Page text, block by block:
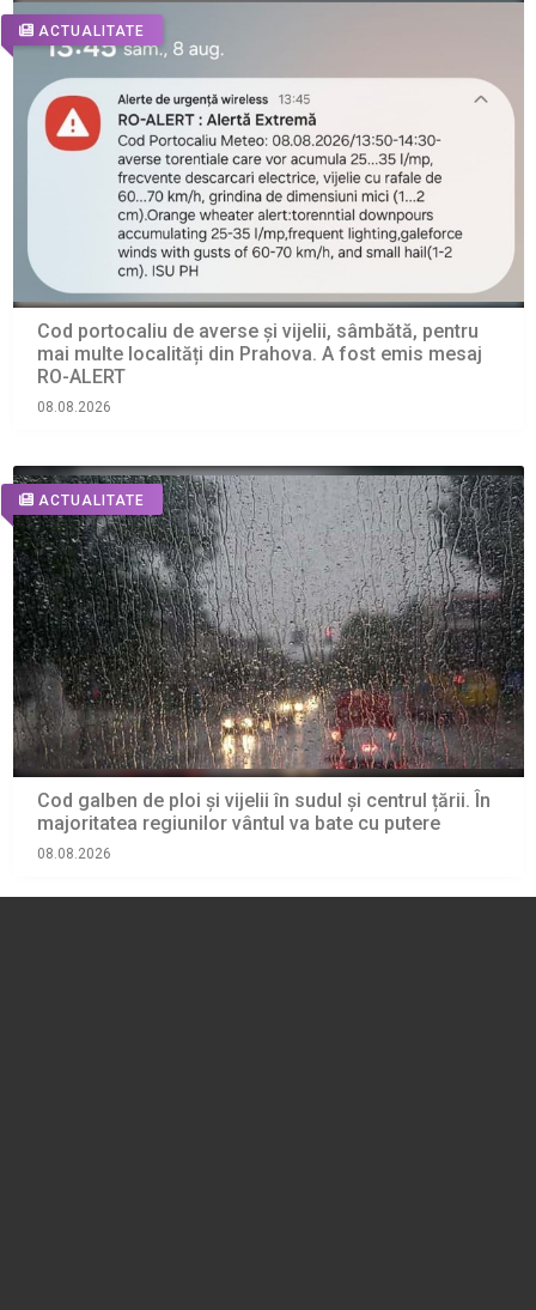
ACTUALITATE
Cod portocaliu de averse și vijelii, sâmbătă, pentru
mai multe localități din Prahova. A fost emis mesaj
RO-ALERT
08.08.2026
ACTUALITATE
Cod galben de ploi și vijelii în sudul și centrul țării. În
majoritatea regiunilor vântul va bate cu putere
08.08.2026